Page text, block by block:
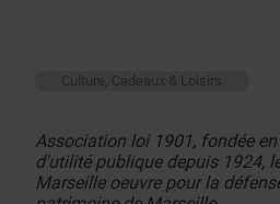
Culture, Cadeaux & Loisirs
Association loi 1901, fondée
d'utilité publique depuis 1924,
Marseille oeuvre pour la